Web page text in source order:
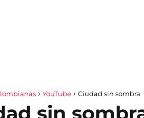
YouTube Ciudad sin sombra
sin